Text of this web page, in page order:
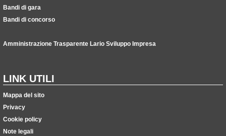
Bandi di gara
Bandi di concorso
Amministrazione Trasparente Lario Sviluppo Impresa
LINK UTILI
Mappa del sito
Privacy
Cookie policy
Note legali